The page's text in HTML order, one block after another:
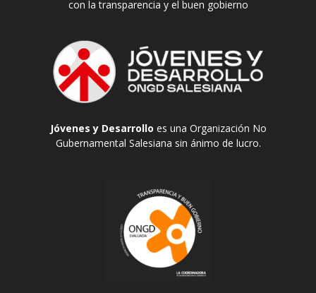
con la transparencia y el buen gobierno
Jóvenes y Desarrollo es una Organización No
Gubernamental Salesiana sin ánimo de lucro.